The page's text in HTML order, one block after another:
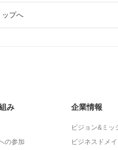
ップへ
み
の参加
企業情報
ビジョン&ミッ
ビジネスドメ